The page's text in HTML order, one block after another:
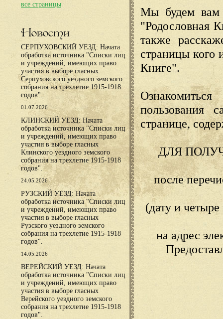
все страницы
Новости
СЕРПУХОВСКИЙ УЕЗД: Начата
обработка источника "Списки лиц
и учреждений, имеющих право
участия в выборе гласных
Серпуховского уездного земского
собрания на трехлетие 1915-1918
годов".
01.07.2026
КЛИНСКИЙ УЕЗД: Начата
обработка источника "Списки лиц
и учреждений, имеющих право
участия в выборе гласных
Клинского уездного земского
собрания на трехлетие 1915-1918
годов".
24.05.2026
РУЗСКИЙ УЕЗД: Начата
обработка источника "Списки лиц
и учреждений, имеющих право
участия в выборе гласных
Рузского уездного земского
собрания на трехлетие 1915-1918
годов".
14.05.2026
ВЕРЕЙСКИЙ УЕЗД: Начата
обработка источника "Списки лиц
и учреждений, имеющих право
участия в выборе гласных
Верейского уездного земского
собрания на трехлетие 1915-1918
годов".
Мы будем вам
"Родословная
также
страницы кого
Книге".
пользования
странице,
ДЛЯ
после
(дату и
на адрес